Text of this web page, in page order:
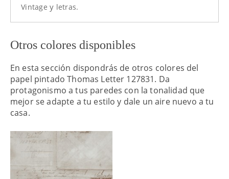
Vintagey letras.
Otros colores disponibles
En esta sección dispondrás de otros colores del
papel pintado Thomas Letter 127831. Da
protagonismo a tus paredes con la tonalidad que
mejor se adapte a tu estilo y dale un aire nuevo a tu
casa.